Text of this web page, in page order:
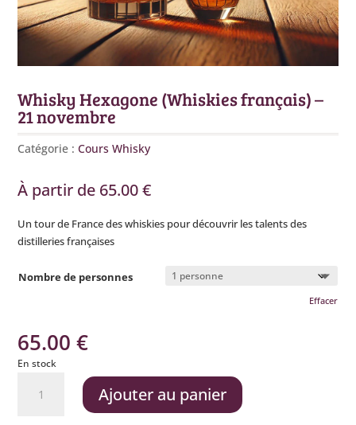
Whisky Hexagone (Whiskies français) –
21 novembre
Catégorie :Cours Whisky
À partir de 65.00€
Un tour de France des whiskies pour découvrir les talents des
distilleries françaises
Nombre de personnes
Effacer
65.00€
En stock
Ajouter au panier